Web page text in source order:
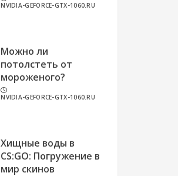
NVIDIA-GEFORCE-GTX-1060.RU
Можно ли
потолстеть от
мороженого?
NVIDIA-GEFORCE-GTX-1060.RU
Хищные воды в
CS:GO: Погружение в
мир скинов